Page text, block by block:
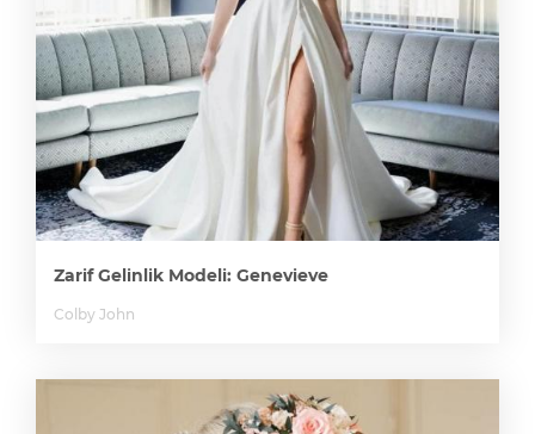
Zarif Gelinlik Modeli: Genevieve
Colby John